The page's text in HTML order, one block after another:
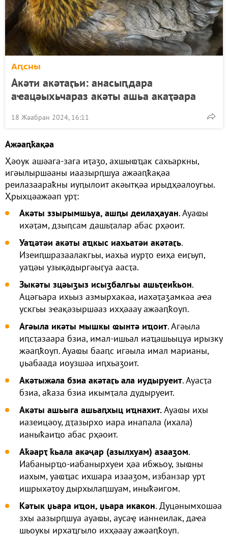
Аԥсны
Акәти акәтаӷьи: анасыԥдара
аҽацәыхьчараз акәты ашьа акаҭәара
18 Жәабран 2024, 16:11
Ажәаԥҟақәа
Ҳәоук ашәага-зага иҭаӡо, ахшыҩҵак сахьаркны,
игәылыршәаны иаазырԥшуа ажәаԥҟақәа
реилазаараҟны иуԥылоит акәытқәа ирыдҳәалоугьы.
Ҳрыхцәажәап урҭ:
Акәты ззырымшьуа, ашԥы деилаҳауан. Ауаҩы
ихәҭам, дзыԥсам дашьҭалар абас рҳәоит.
Уаҵәтәи акәты аҵкыс иахьатәи акәтаӷь.
Изеиԥшразаалакгьы, иахьа иурҭо еиҳа еиӷьуп,
уаҵәы узықәдыргәыӷуа аасҭа.
Зыкәты зцәыӡыз исыӡбалгьы ашьҭеиҟьон.
Ацәгьара ихьыз азмырхакәа, иахәҭаӡамкәа аҽа
ускгьы зҽақәзыршәаз ихҳәаау ажәаԥҟоуп.
Агәыла икәты мышкы ҩынтә иҵоит. Агәыла
иԥсҭазаара бзиа, имал-ишьал иаҵашьыцуа ирызку
жәаԥҟоуп. Ауаҩы бааԥс игәыла имал марианы,
џьабаада иоузшәа иԥхьаӡоит.
Акәтыжәла бзиа акәтаӷь ала иудыруеит. Ауасҭа
бзиа, аҟаза бзиа икымҭала дудыруеит.
Акәты ашьыга ашьаԥхыц иҵнахит.Ауаҩы ихы
иазеицәоу, дҭазырхо иара инапала (ихала)
ианыҟаиҵо абас рҳәоит.
Аҟәарҭ ҟьала акәҷар (азылхуам) азааӡом.
Иабанырҵо-иабанырхуеи ҳәа ибжьоу, зыҩны
иахым, уаҩҵас ихшара изааӡом, избанзар урҭ
ишрыхәҭоу дырхылаԥшуам, иныҟәигом.
Кәтык џьара иҵон, џьара икакон. Дуцәнымхошәа
зхы аазырԥшуа ауаҩы, аусаҿ ианнеилак, даҽа
шьоукы ирхаҵгыло ихҳәаау ажәаԥҟоуп.